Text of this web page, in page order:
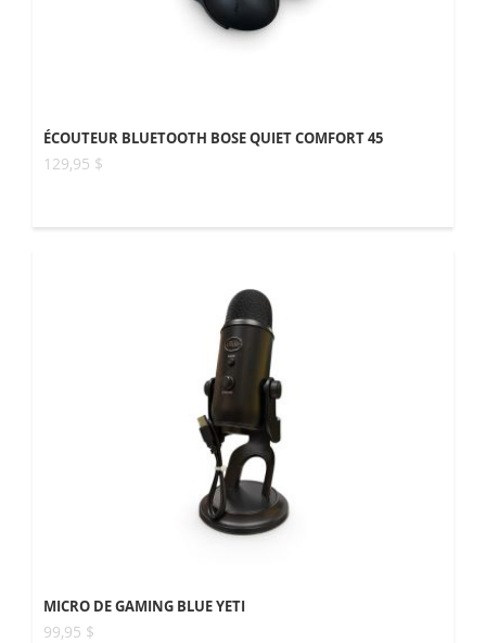
ÉCOUTEUR BLUETOOTH BOSE QUIET COMFORT 45
129,95 $
MICRO DE GAMING BLUE YETI
99,95 $